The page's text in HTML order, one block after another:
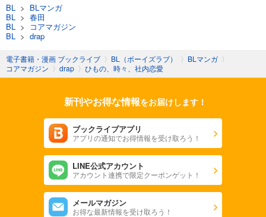
BL > BLマンガ
BL
> 春田
BL
>
コアマガジン
BL
> drap
電子書籍・漫画 ブックライブ 〉 BL（ボーイズラブ） 〉 BLマンガ 〉
コアマガジン 〉 drap 〉 ひもの、時々、社内恋愛
新刊やお得な情報をお届けします！
ブックライブアプリ
アプリの通知でお得情報を受け取ろう！
LINE公式アカウント
アカウント連携で限定クーポンゲット！
メールマガジン
お得な最新情報を受け取ろう！